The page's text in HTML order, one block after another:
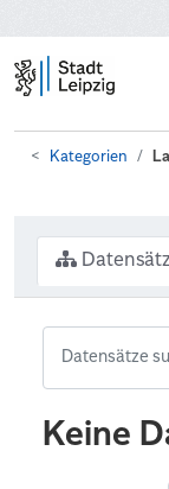
Kategorien
Keine